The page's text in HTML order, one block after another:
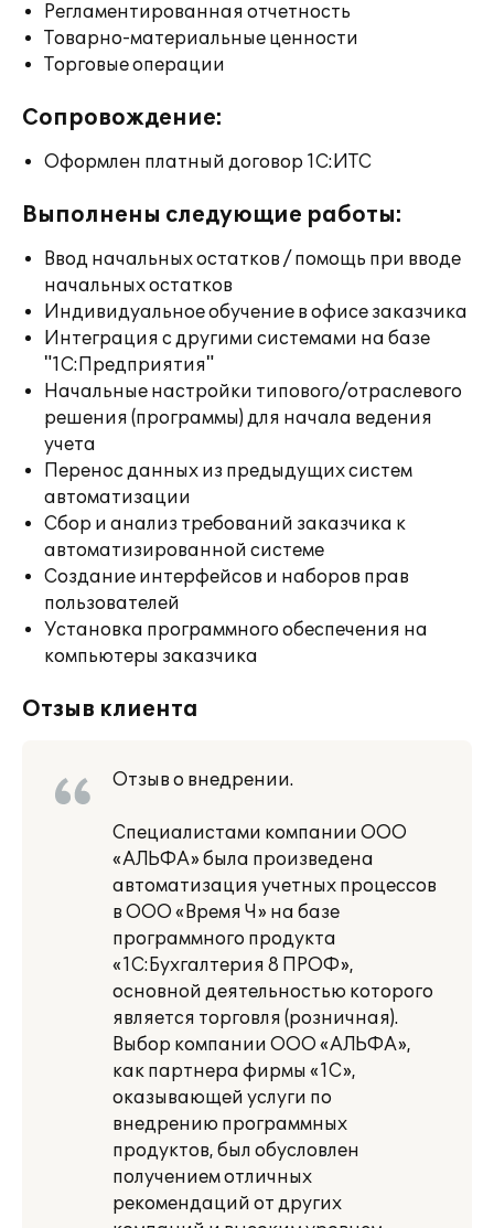
Регламентированная отчетность
Товарно-материальные ценности
Торговые операции
Сопровождение:
Оформлен платный договор 1С:ИТС
Выполнены следующие работы:
Ввод начальных остатков / помощь при вводе
начальных остатков
Индивидуальное обучение в офисе заказчика
Интеграция с другими системами на базе
"1С:Предприятия"
Начальные настройки типового/отраслевого
решения (программы) для начала ведения
учета
Перенос данных из предыдущих систем
автоматизации
Сбор и анализ требований заказчика к
автоматизированной системе
Создание интерфейсов и наборов прав
пользователей
Установка программного обеспечения на
компьютеры заказчика
Отзыв клиента
Отзыв о внедрении.
Специалистами компании ООО
«АЛЬФА» была произведена
автоматизация учетных процессов
в ООО «Время Ч» на базе
программного продукта
«1С:Бухгалтерия 8 ПРОФ»,
основной деятельностью которого
является торговля (розничная).
Выбор компании ООО «АЛЬФА»,
как партнера фирмы «1С»,
оказывающей услуги по
внедрению программных
продуктов, был обусловлен
получением отличных
рекомендаций от других